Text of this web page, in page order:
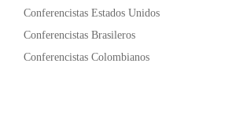
Conferencistas Estados Unidos
Conferencistas Brasileros
Conferencistas Colombianos